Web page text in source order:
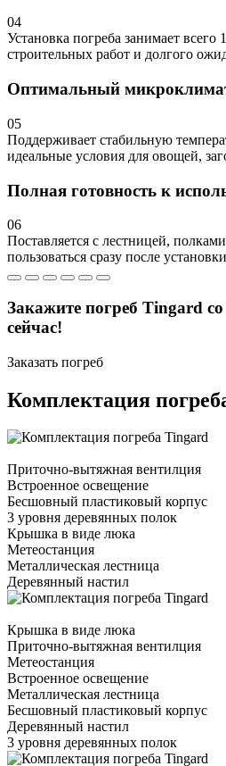
04
Установка погреба занимает
строительных работ и долгого
Оптимальный
05
Поддерживает стабильную
идеальные условия для овощей,
Полная готовность к
06
Поставляется с лестницей,
пользоваться сразу после установки
Закажите погреб Tingard
сейчас!
Заказать погреб
Комплектация
Приточно-вытяжная вентилция
Встроенное освещение
Бесшовный пластиковый корпус
3 уровня деревянных полок
Крышка в виде люка
Метеостанция
Металлическая лестница
Деревянный настил
Крышка в виде люка
Приточно-вытяжная вентилция
Метеостанция
Встроенное освещение
Металлическая лестница
Бесшовный пластиковый корпус
Деревянный настил
3 уровня деревянных полок